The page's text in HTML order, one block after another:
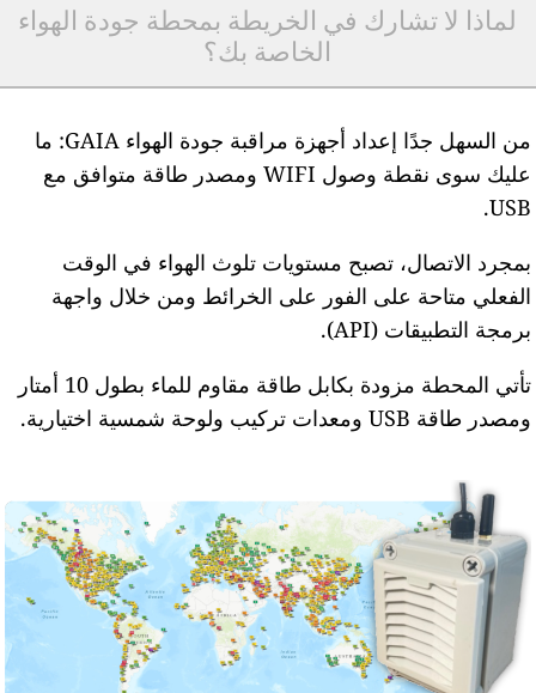
لماذا لا تشارك في الخريطة بمحطة جودة الهواء
الخاصة بك؟
من السهل جدًا إعداد أجهزة مراقبة جودة الهواء GAIA: ما
عليك سوى نقطة وصول WIFI ومصدر طاقة متوافق مع
USB.
بمجرد الاتصال، تصبح مستويات تلوث الهواء في الوقت
الفعلي متاحة على الفور على الخرائط ومن خلال واجهة
برمجة التطبيقات (API).
تأتي المحطة مزودة بكابل طاقة مقاوم للماء بطول 10 أمتار
ومصدر طاقة USB ومعدات تركيب ولوحة شمسية اختيارية.